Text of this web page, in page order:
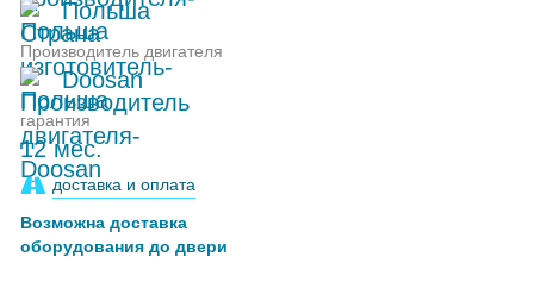
Польша
Производитель двигателя
Doosan
гарантия
12 мес.
доставка и оплата
Возможна доставка
оборудования до двери